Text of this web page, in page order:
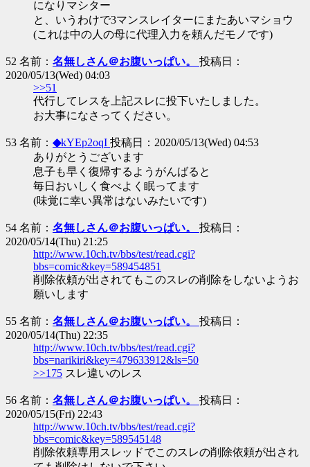
になりマシター
と、いうわけで3マンスレイターにまたあいマショウ
(これは中の人の母に代理入力を頼んだモノです)
52 名前： 名無しさん＠お腹いっぱい。 投稿日：
2020/05/13(Wed) 04:03
>>51
代行してレスを上記スレに投下いたしました。
お大事になさってください。
53 名前： ◆kYEp2oqI 投稿日：2020/05/13(Wed) 04:53
ありがとうございます
息子も早く復帰するようがんばると
毎日おいしく食べよく眠ってます
(味覚に幸い異常はないみたいです)
54 名前： 名無しさん＠お腹いっぱい。 投稿日：
2020/05/14(Thu) 21:25
http://www.10ch.tv/bbs/test/read.cgi?
bbs=comic&key=589454851
削除依頼が出されてもこのスレの削除をしないようお
願いします
55 名前： 名無しさん＠お腹いっぱい。 投稿日：
2020/05/14(Thu) 22:35
http://www.10ch.tv/bbs/test/read.cgi?
bbs=narikiri&key=479633912&ls=50
>>175 スレ違いのレス
56 名前： 名無しさん＠お腹いっぱい。 投稿日：
2020/05/15(Fri) 22:43
http://www.10ch.tv/bbs/test/read.cgi?
bbs=comic&key=589545148
削除依頼専用スレッドでこのスレの削除依頼が出され